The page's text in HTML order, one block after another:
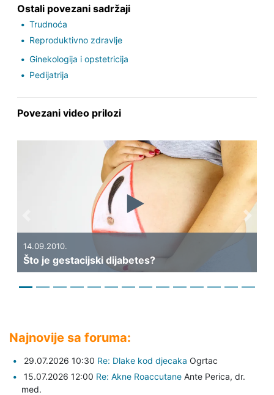
Ostali povezani sadržaji
Trudnoća
Reproduktivno zdravlje
Ginekologija i opstetricija
Pedijatrija
Povezani video prilozi
Liječenje neplodnosti - II
Najnovije sa foruma:
29.07.2026 10:30 Re: Dlake kod djecaka Ogrtac
15.07.2026 12:00 Re: Akne Roaccutane Ante Perica, dr.
med.